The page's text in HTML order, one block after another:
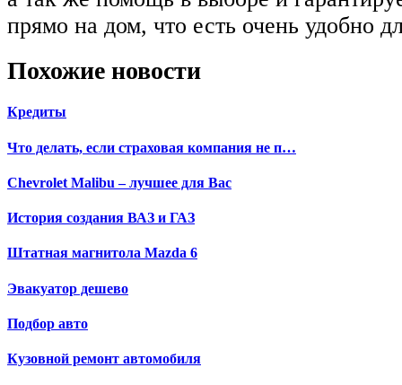
прямо на дом, что есть очень удобно
Похожие новости
Кредиты
Что делать, если страховая компания не п…
Chevrolet Malibu – лучшее для Вас
История создания ВАЗ и ГАЗ
Штатная магнитола Mazda 6
Эвакуатор дешево
Подбор авто
Кузовной ремонт автомобиля